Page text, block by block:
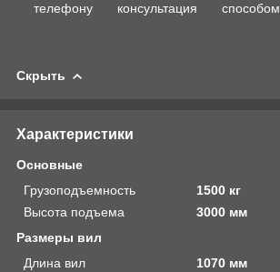
телефону
консультация
способом
Скрыть
Характеристики
Основные
Грузоподъемность
1500 кг
Высота подъема
3000 мм
Размеры вил
Длина вил
1070 мм